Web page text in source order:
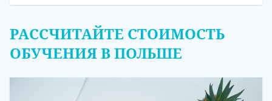
РАССЧИТАЙТЕ СТОИМОСТЬ
ОБУЧЕНИЯ В ПОЛЬШЕ